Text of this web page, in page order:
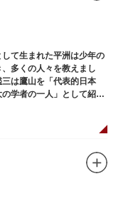
て生まれた平洲は少年の
多くの人々を教えまし
は鷹山を「代表的日本
学者の一人」として紹介
あります。